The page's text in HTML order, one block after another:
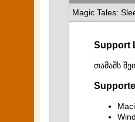
Magic Tales:
Support
თამაშს